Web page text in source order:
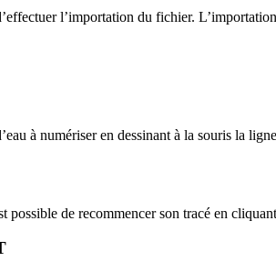
l’importation du fichier.
à numériser en dessinant à la souris la
de recommencer son tracé en